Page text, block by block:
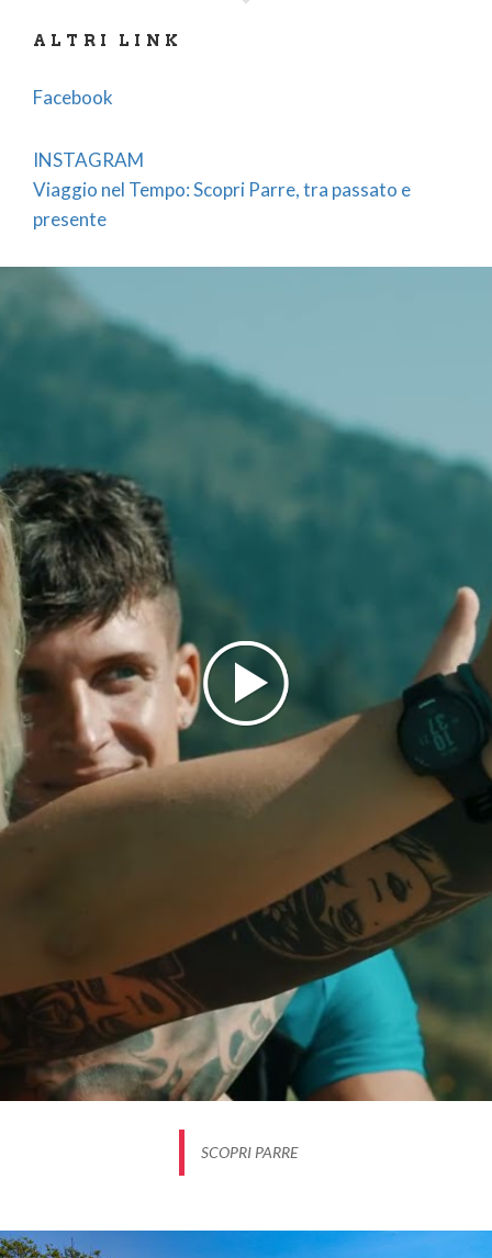
uno dei siti prealpini più importanti della Lombardia
origini. Tra le sue chiese, la Parrocchiale di San
Trinità – tappa del percorso dell’Alta Via delle
Grazie – raccontano un patrimonio di arte e
spiritualità. Non meno affascinanti sono la Chiesa di
Cuore di Gesù nella frazione Ponte Selva, così come
la Chiesa di San Pasquale Baylon nella frazione
Martorasco. Tra le residenze storiche, spicca la
Casa Cominelli, antica “culla” dei Principi von Paar, e
la Casa della Pierina, custode di un passato rurale e
Infine, Parre è un borgo che vive di tradizioni
tramandate di generazione in generazione. Dal
folklore del costume tipico parresco alla pastorizia,
celebrata attraverso il “Gaì”, tutto qui parla di un
legame profondo con la terra. Anche la storia
industriale trova spazio nello stabilimento Pozzi –
Electa, situato nella frazione Ponte Selva, che
testimonia un importante capitolo del passato del
territorio.
Parre è tutto questo: un luogo dove natura, cultura,
storia e tradizioni si fondono, regalando
un’esperienza indimenticabile a chiunque scelga di
ALTRI LINK
Facebook
INSTAGRAM
Viaggio nel Tempo: Scopri Parre, tra passato e
presente
SCOPRI PARRE